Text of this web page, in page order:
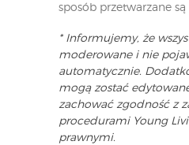
sposób przetwarzane
* Informujemy, że
moderowane i nie
automatycznie.
mogą zostać
zachować zgodność z
procedurami Young
prawnymi.